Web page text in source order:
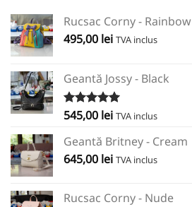
Rucsac Corny - Rainbow
495,00 lei TVA inclus
Geantă Jossy - Black
Evaluat la
545,00 lei TVA inclus
Geantă Britney - Cream
645,00 lei TVA inclus
Rucsac Corny - Nude